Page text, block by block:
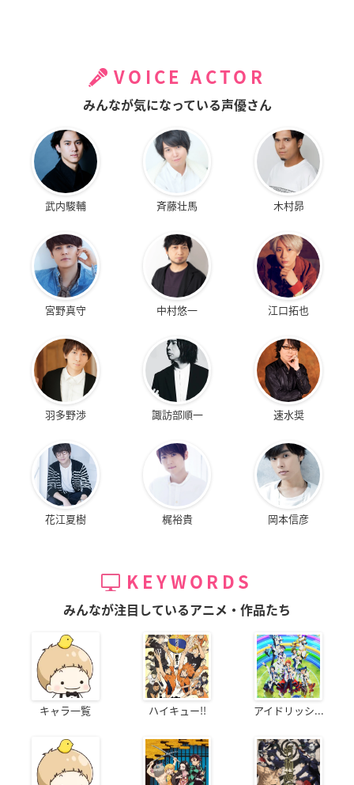
VOICE ACTOR
みんなが気になっている声優さん
武内駿輔 斉藤壮馬 木村昴
宮野真守 中村悠一 江口拓也
羽多野渉 諏訪部順一 速水奨
花江夏樹 梶裕貴 岡本信彦
KEYWORDS
みんなが注目しているアニメ・作品たち
キャラ一覧 ハイキュー!! アイドリッシ...